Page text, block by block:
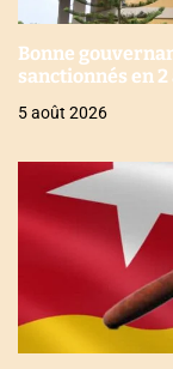
Bonne
sanctionnés en 2
5 août 2026